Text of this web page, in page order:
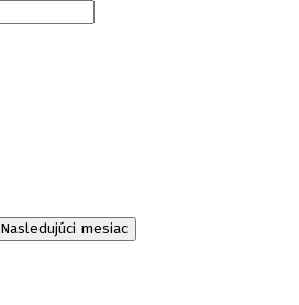
Nasledujúci mesiac